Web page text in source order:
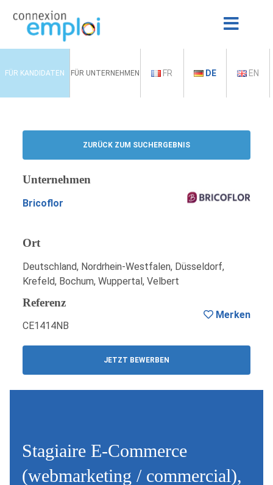
FÜR KANDIDATEN FÜR UNTERNEHMEN FR DE EN
ZURÜCK ZUM SUCHERGEBNIS
Unternehmen
Bricoflor
Ort
Deutschland, Nordrhein-Westfalen, Düsseldorf,
Krefeld, Bochum, Wuppertal, Velbert
Referenz
CE1414NB
JETZT BEWERBEN
Merken
Stagiaire E-Commerce
(webmarketing / commercial),